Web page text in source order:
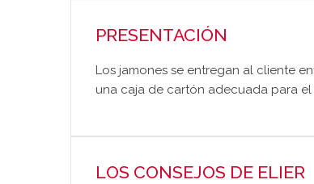
PRESENTACIÓN
Los jamones se entregan al cliente
una caja de cartón adecuada para
LOS CONSEJOS DE ELIER